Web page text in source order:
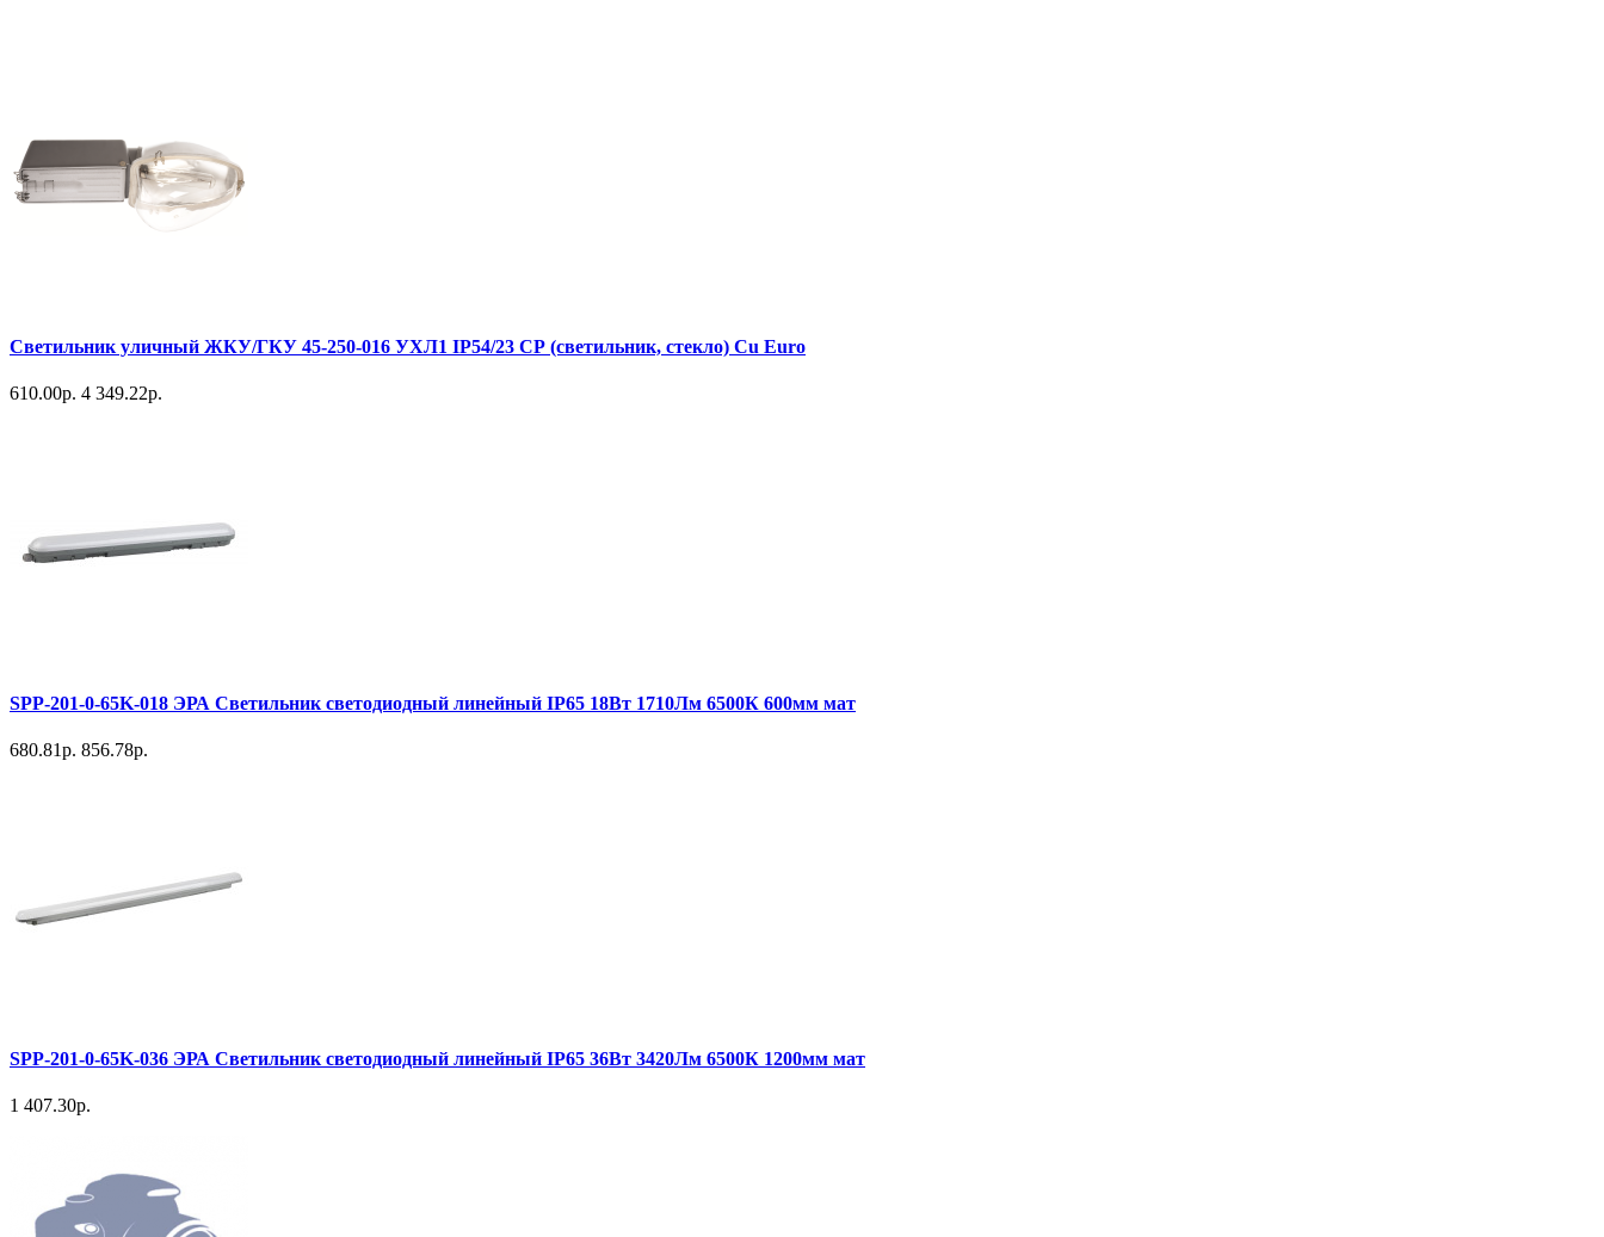
Светильник уличный ЖКУ/ГКУ 45-250-016 УХЛ1 IP54/23 СР (светильник, стекло) Cu Euro
610.00р. 4 349.22р.
SPP-201-0-65K-018 ЭРА Светильник светодиодный линейный IP65 18Вт 1710Лм 6500К 600мм мат
680.81р. 856.78р.
SPP-201-0-65K-036 ЭРА Светильник светодиодный линейный IP65 36Вт 3420Лм 6500К 1200мм мат
1 407.30р.